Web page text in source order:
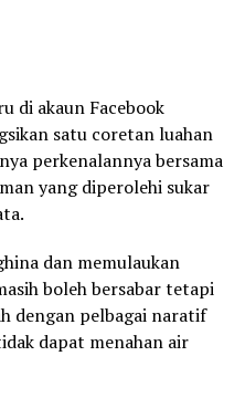
di akaun Facebook
satu coretan luahan
perkenalannya bersama
yang diperolehi sukar
dan memulaukan
boleh bersabar tetapi
dengan pelbagai naratif
dapat menahan air